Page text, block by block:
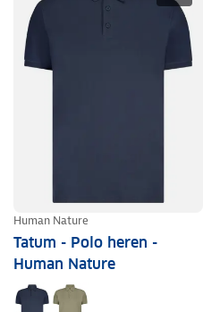
Human Nature
Tatum - Polo heren -
Human Nature